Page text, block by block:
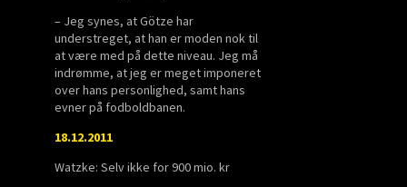
– Jeg synes, at Götze har
understreget, at han er moden nok til
at være med på dette niveau. Jeg må
indrømme, at jeg er meget imponeret
over hans personlighed, samt hans
evner på fodboldbanen.
18.12.2011
Watzke: Selv ikke for 900 mio. kr